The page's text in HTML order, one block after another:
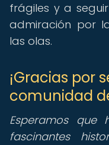
frágiles y a
admiración por
las olas.
¡Gracias por
comunidad
Esperamos que
fascinantes